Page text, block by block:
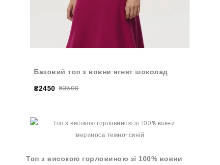
Базовий топ з вовни ягнят шоколад
₴2450 ₴3500
Топ з високою горловиною зі 100% вовни